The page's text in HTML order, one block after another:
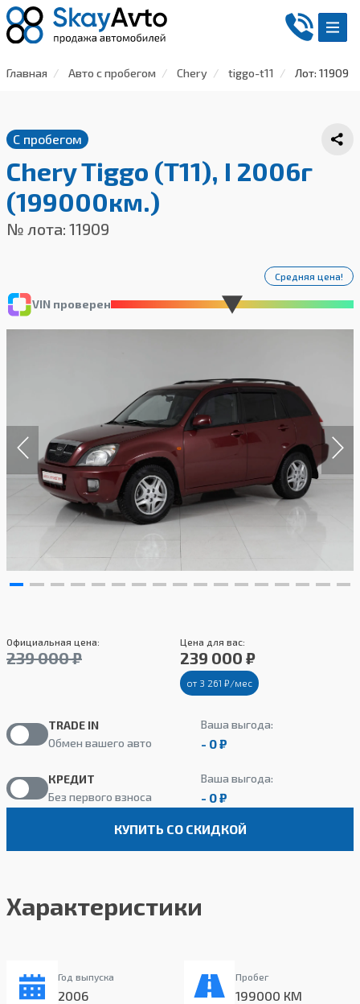
Главная Авто с пробегом Chery tiggo-t11 Лот: 11909
С пробегом
Chery Tiggo (T11), I 2006г
(199000км.)
№ лота: 11909
VIN проверен
Средняя цена!
Официальная цена:
239 000 ₽
Цена для вас:
239 000 ₽
от 3 261 ₽/мес
TRADE IN
Обмен вашего авто
Ваша выгода:
- 0 ₽
КРЕДИТ
Без первого взноса
Ваша выгода:
- 0 ₽
КУПИТЬ СО СКИДКОЙ
Характеристики
Год выпуска
2006
Пробег
199000 КМ